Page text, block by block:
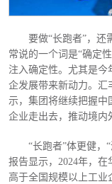
要做“长跑者”，还
常说的一个词是“确定
注入确定性。尤其是
企发展带来新动力。汇
示，集团将继续把握中
企业走出去，推动境内
“长跑者”体更健，
报告显示，2024年，在
高于全国规模以上工业